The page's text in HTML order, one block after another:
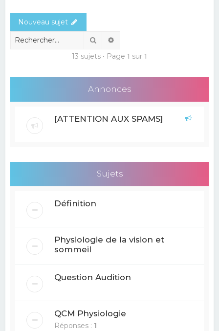
r
Nouveau sujet
Rechercher
13 sujets • Page 1 sur 1
Annonces
[ATTENTION AUX SPAMS]
Sujets
Définition
Physiologie de la vision et
sommeil
Question Audition
QCM Physiologie
Réponses : 1